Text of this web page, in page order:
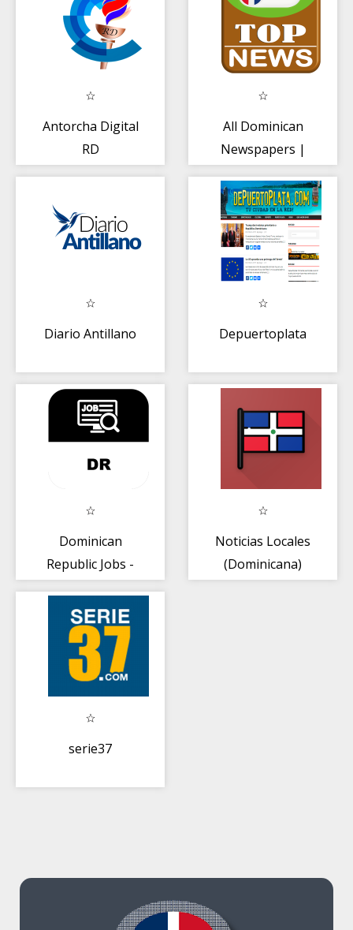
Antorcha Digital
RD
All Dominican
Newspapers |
Radio TV
Diario Antillano Depuertoplata
Dominican
Republic Jobs -
Noticias Locales
(Dominicana)
serie37